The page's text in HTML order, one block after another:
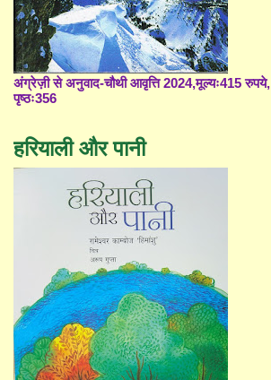
अंग्रेज़ी से अनुवाद-चौथी आवृत्ति 2024,मूल्यः415 रुपये,
पृष्ठः356
हरियाली और पानी